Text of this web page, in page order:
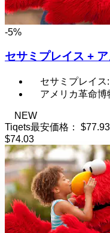
-5%
セサミプレイス +
セサミプレイス
アメリカ革命博
NEW
Tiqets最安価格：
$77.93
$74.03